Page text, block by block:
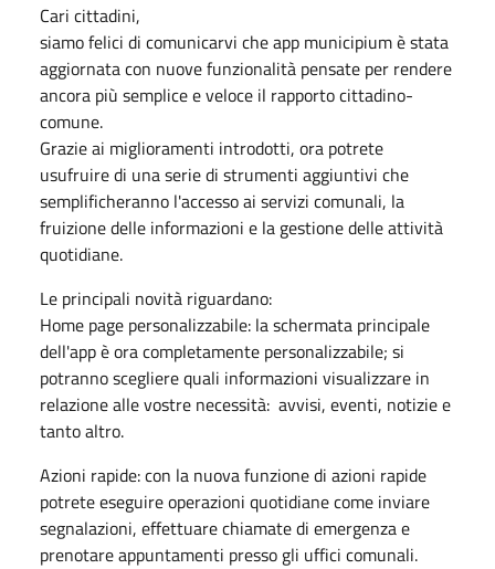
Cari cittadini,
siamo felici di comunicarvi che app municipium è stata
aggiornata con nuove funzionalità pensate per rendere
ancora più semplice e veloce il rapporto cittadino-
comune.
Grazie ai miglioramenti introdotti, ora potrete
usufruire di una serie di strumenti aggiuntivi che
semplificheranno l'accesso ai servizi comunali, la
fruizione delle informazioni e la gestione delle attività
quotidiane.
Le principali novità riguardano:
Home page personalizzabile: la schermata principale
dell'app è ora completamente personalizzabile; si
potranno scegliere quali informazioni visualizzare in
relazione alle vostre necessità: avvisi, eventi, notizie e
tanto altro.
Azioni rapide: con la nuova funzione di azioni rapide
potrete eseguire operazioni quotidiane come inviare
segnalazioni, effettuare chiamate di emergenza e
prenotare appuntamenti presso gli uffici comunali.